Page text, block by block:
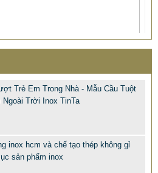
Trẻ Em Trong Nhà - Mẫu Cầu Tuột
Ngoài Trời Inox TinTa
inox hcm và chế tạo thép không gỉ
sản phẩm inox